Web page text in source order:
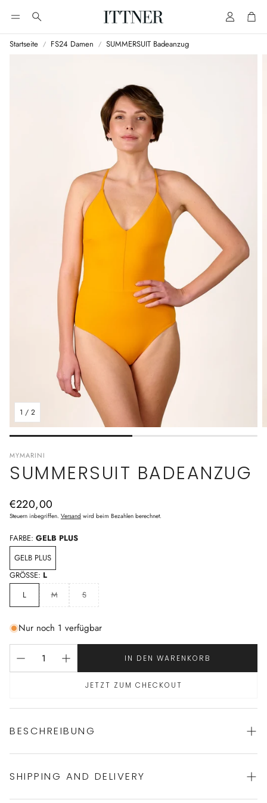
Suche AccountCart
Startseite FS24 Damen SUMMERSUIT Badeanzug
1 / 2
MYMARINI
SUMMERSUIT BADEANZUG
Normaler
Preis
€220,00
Steuern inbegriffen. Versand wird beim Bezahlen berechnet.
FARBE: GELB PLUS
GELB PLUS
GRÖSSE: L
L
M S
Nur noch 1 verfügbar
IN DEN WARENKORB
JETZT ZUM CHECKOUT
BESCHREIBUNG
Jetzt auch in unserem hellen Farbton Soleil erhältlich: Der
Elemente. Die am Rücken gekreuzten Spaghettiträger sorgen
SHIPPING AND DELIVERY